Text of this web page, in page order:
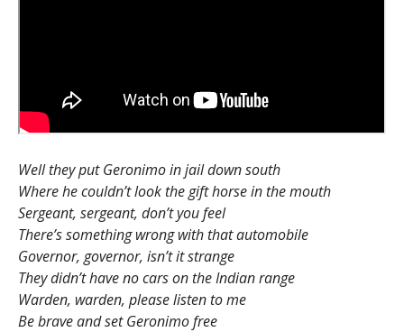
Well they put Geronimo in jail down south
Where he couldn’t look the gift horse in the mouth
Sergeant, sergeant, don’t you feel
There’s something wrong with that automobile
Governor, governor, isn’t it strange
They didn’t have no cars on the Indian range
Warden, warden, please listen to me
Be brave and set Geronimo free